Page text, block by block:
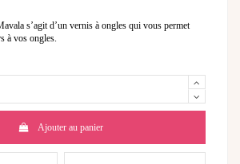
s’agit d’un vernis à ongles qui vous permet
à vos ongles.
Ajouter au panier